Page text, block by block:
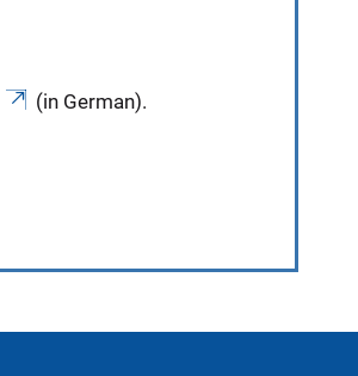
(in German).